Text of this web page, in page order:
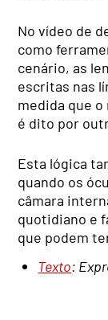
No vídeo de
como
cenário, as
escritas nas
medida que
é dito por
Esta lógica
quando os
câmara
quotidiano e
que podem
Texto: